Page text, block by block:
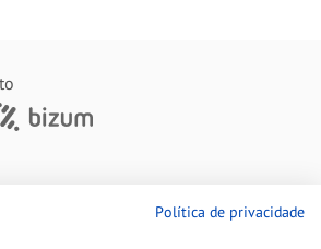
Política de privacidade